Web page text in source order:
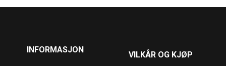
INFORMASJON
VILKÅR OG KJØP